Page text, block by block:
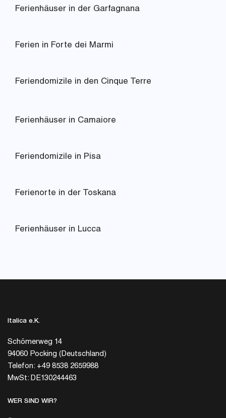
Ferienhäuser in der Garfagnana
Ferien in Forte dei Marmi
Feriendomizile in den Cinque Terre
Ferienhäuser in Camaiore
Feriendomizile in Pisa
Ferienorte in der Toskana
Ferienhäuser in Lucca
Italica e.K.
Schömerweg 14
94060 Pocking (Deutschland)
Telefon: +49 8538 2659988
MwSt: DE130244463
WER SIND WIR?